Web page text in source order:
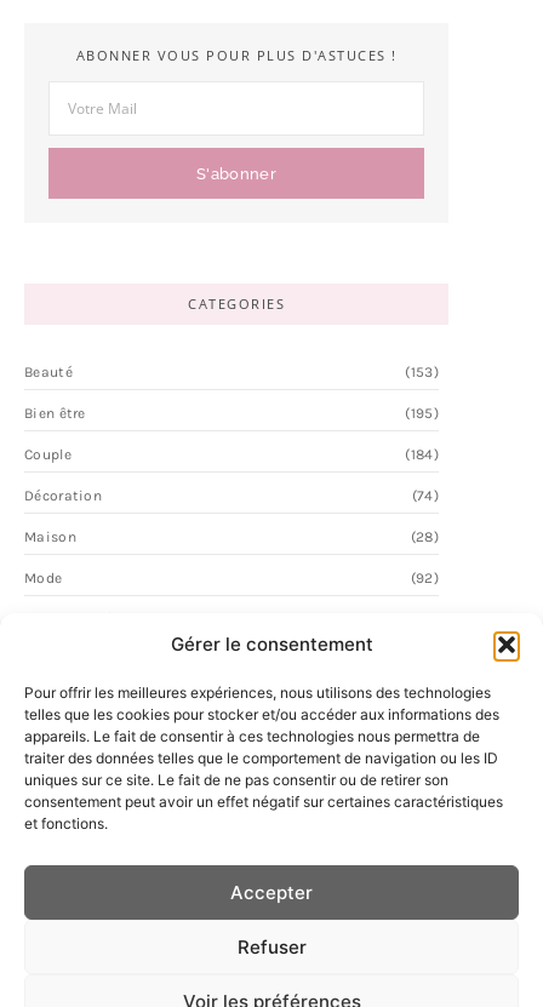
Gérer le consentement
Pour offrir les meilleures expériences, nous utilisons des technologies
telles que les cookies pour stocker et/ou accéder aux informations des
appareils. Le fait de consentir à ces technologies nous permettra de
traiter des données telles que le comportement de navigation ou les ID
uniques sur ce site. Le fait de ne pas consentir ou de retirer son
consentement peut avoir un effet négatif sur certaines caractéristiques
et fonctions.
Accepter
Refuser
Voir les préférences
ABONNER VOUS POUR PLUS D'ASTUCES !
S'abonner
CATEGORIES
Beauté (153)
Bien être (195)
Couple (184)
Décoration (74)
Maison (28)
Mode (92)